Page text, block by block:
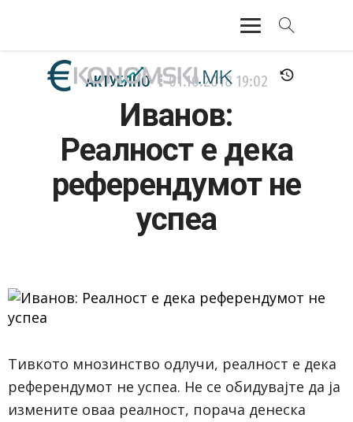
АКТУЕЛНО
ЕКОНОМИЈА
ФИНАНСИИ
БАНКАРСТВО
АКТУЕЛНО 01.10.2018 19:02
Иванов:
Реалност е дека
референдумот не
успеа
Тивкото мнозинство одлучи, реалност е дека
референдумот не успеа. Не се обидувајте да ја
измените оваа реалност, порача денеска